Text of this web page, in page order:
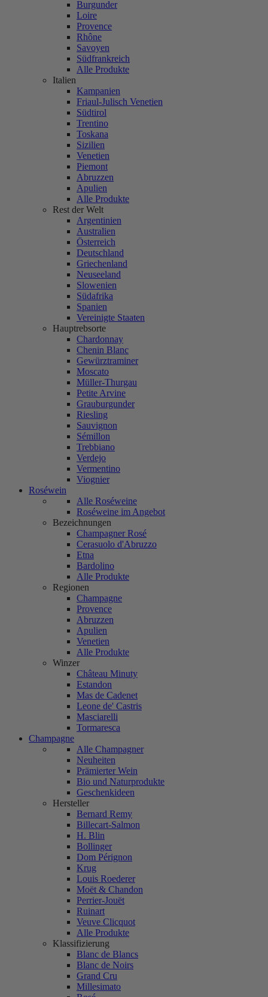
Burgunder
Loire
Provence
Rhône
Savoyen
Südfrankreich
Alle Produkte
Italien
Kampanien
Friaul-Julisch Venetien
Südtirol
Trentino
Toskana
Sizilien
Venetien
Piemont
Abruzzen
Apulien
Alle Produkte
Rest der Welt
Argentinien
Australien
Österreich
Deutschland
Griechenland
Neuseeland
Slowenien
Südafrika
Spanien
Vereinigte Staaten
Hauptrebsorte
Chardonnay
Chenin Blanc
Gewürztraminer
Moscato
Müller-Thurgau
Petite Arvine
Grauburgunder
Riesling
Sauvignon
Sémillon
Trebbiano
Verdejo
Vermentino
Viognier
Roséwein
Alle Roséweine
Roséweine im Angebot
Bezeichnungen
Champagner Rosé
Cerasuolo d'Abruzzo
Etna
Bardolino
Alle Produkte
Regionen
Champagne
Provence
Abruzzen
Apulien
Venetien
Alle Produkte
Winzer
Château Minuty
Estandon
Mas de Cadenet
Leone de' Castris
Masciarelli
Tormaresca
Champagne
Alle Champagner
Neuheiten
Prämierter Wein
Bio und Naturprodukte
Geschenkideen
Hersteller
Bernard Remy
Billecart-Salmon
H. Blin
Bollinger
Dom Pérignon
Krug
Louis Roederer
Moët & Chandon
Perrier-Jouët
Ruinart
Veuve Clicquot
Alle Produkte
Klassifizierung
Blanc de Blancs
Blanc de Noirs
Grand Cru
Millesimato